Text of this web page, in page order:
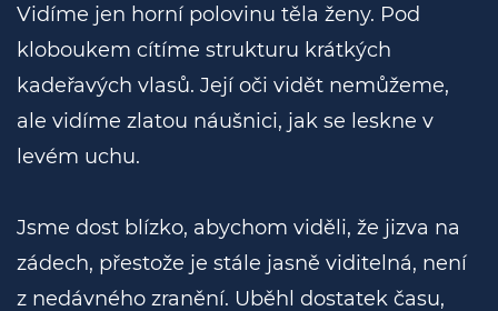
Vidíme jen horní polovinu těla ženy. Pod
kloboukem cítíme strukturu krátkých
kadeřavých vlasů. Její oči vidět nemůžeme,
ale vidíme zlatou náušnici, jak se leskne v
levém uchu.
Jsme dost blízko, abychom viděli, že jizva na
zádech, přestože je stále jasně viditelná, není
z nedávného zranění. Uběhl dostatek času,